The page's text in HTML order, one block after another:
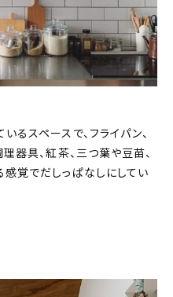
るスペースで、フライパン、
器具、紅茶、三つ葉や豆苗、
覚でだしっぱなしにしてい